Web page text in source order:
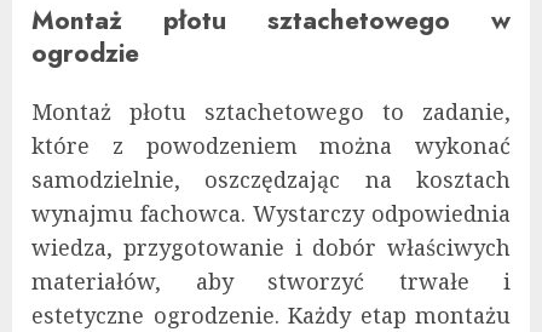
Montaż płotu sztachetowego w
ogrodzie
Montaż płotu sztachetowego to zadanie,
które z powodzeniem można wykonać
samodzielnie, oszczędzając na kosztach
wynajmu fachowca. Wystarczy odpowiednia
wiedza, przygotowanie i dobór właściwych
materiałów, aby stworzyć trwałe i
estetyczne ogrodzenie. Każdy etap montażu